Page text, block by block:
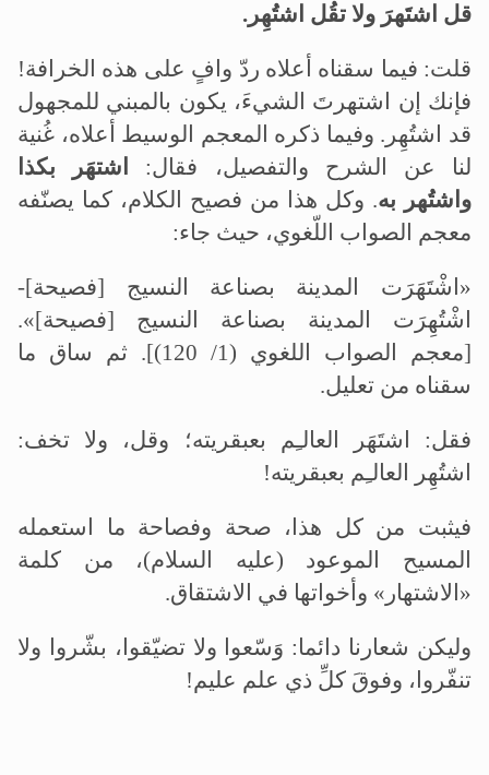
قل اشتَهرَ ولا تقُل اشتُهِر.
قلت: فيما سقناه أعلاه ردّ وافٍ على هذه الخرافة!
فإنك إن اشتهرتَ الشيءَ، يكون بالمبني للمجهول
قد اشتُهِر. وفيما ذكره المعجم الوسيط أعلاه، غُنية
لنا عن الشرح والتفصيل، فقال:
اشتهَر بكذا
واشتُهر به. وكل هذا من فصيح الكلام، كما يصنّفه
معجم الصواب اللّغوي، حيث جاء:
«اشْتَهَرَت المدينة بصناعة النسيج [فصيحة]-
اشْتُهِرَت المدينة بصناعة النسيج [فصيحة]».
[معجم الصواب اللغوي (1/ 120)]. ثم ساق ما
سقناه من تعليل.
فقل: اشتَهَر العالـِم بعبقريته؛ وقل، ولا تخف:
اشتُهِر العالـِم بعبقريته!
فيثبت من كل هذا، صحة وفصاحة ما استعمله
المسيح الموعود (عليه السلام)، من كلمة
«الاشتهار» وأخواتها في الاشتقاق.
وليكن شعارنا دائما: وَسّعوا ولا تضيّقوا، بشّروا ولا
تنفّروا، وفوقَ كلِّ ذي علم عليم!